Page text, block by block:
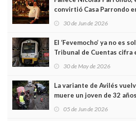
convirtió Casa Parrondo
Asturias en Madrid
30 de Jun de 2026
El ‘Fevemocho’ ya no es
Tribunal de Cuentas cifra
sobrecoste de los trenes
30 de May de 2026
La variante de Avilés
muere un joven de 32
frontal
05 de Jun de 2026